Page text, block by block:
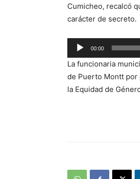
Cumicheo, recalcó
carácter de secreto.
Reproductor
de
audio
00:00
La funcionaria
de Puerto Montt por
la Equidad de